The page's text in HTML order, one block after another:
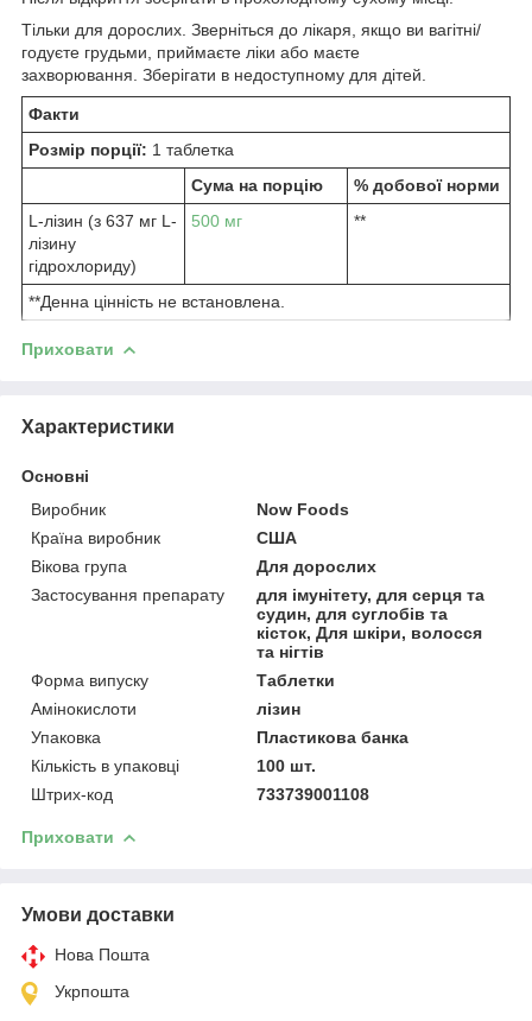
Тільки для дорослих. Зверніться до лікаря, якщо ви вагітні/
годуєте грудьми, приймаєте ліки або маєте
захворювання. Зберігати в недоступному для дітей.
Факти
Розмір порції: 1 таблетка
Сума на порцію
% добової норми
L-лізин (з 637 мг L-
лізину
гідрохлориду)
500 мг **
**Денна цінність не встановлена.
Приховати
Характеристики
Основні
Виробник
Now Foods
Країна виробник
США
Вікова група
Для дорослих
Застосування препарату
для імунітету, для серця та
судин, для суглобів та
кісток, Для шкіри, волосся
та нігтів
Форма випуску
Таблетки
Амінокислоти
лізин
Упаковка
Пластикова банка
Кількість в упаковці
100 шт.
Штрих-код
733739001108
Приховати
Умови доставки
Нова Пошта
Укрпошта